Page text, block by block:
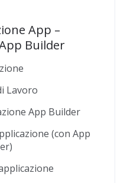
App –
Builder
Lavoro
App Builder
(con App